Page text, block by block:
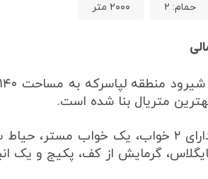
حمام: ۲ ۲۰۰۰ متر
متریال بنا شده است.
این ویلا دارای ۲ خواب، یک خواب
گرمایش از کف، پکیج و یک